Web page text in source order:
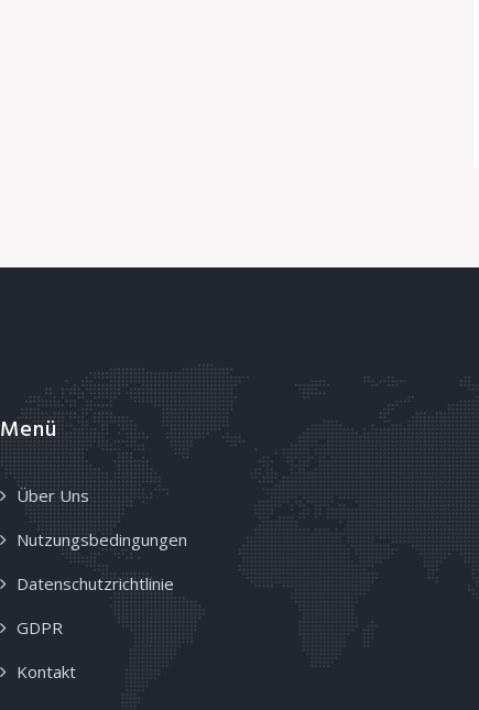
Menü
Über Uns
Nutzungsbedingungen
Datenschutzrichtlinie
GDPR
Kontakt